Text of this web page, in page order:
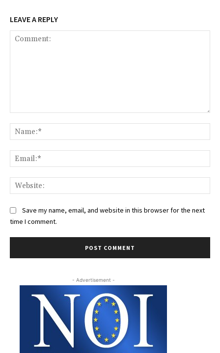
LEAVE A REPLY
Save my name, email, and website in this browser for the next
time I comment.
- Advertisement -